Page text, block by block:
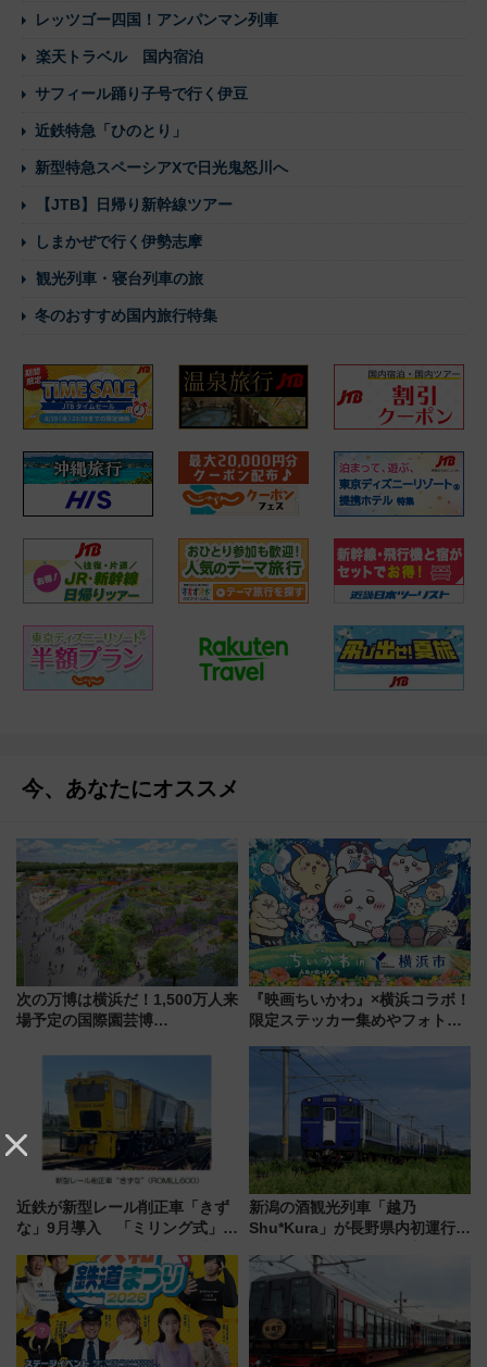
レッツゴー四国！アンパンマン列車
楽天トラベル 国内宿泊
サフィール踊り子号で行く伊豆
近鉄特急「ひのとり」
新型特急スペーシアXで日光鬼怒川へ
【JTB】日帰り新幹線ツアー
しまかぜで行く伊勢志摩
観光列車・寝台列車の旅
冬のおすすめ国内旅行特集
今、あなたにオススメ
次の万博は横浜だ！1,500万人来
場予定の国際園芸博
テーマパーク構想も進行中
『映画ちいかわ』×横浜コラボ！
限定ステッカー集めやフォトス
いを満喫しよう（花火鑑賞会応
募は7/12まで！）
近鉄が新型レール削正車「きず
な」9月導入 「ミリング式」採
化！安全性や乗り心地の向上に
貢献するだけでなく、全線区で
活躍するための仕組みも
新潟の酒観光列車「越乃
Shu*Kura」が長野県内初運行！
別企画